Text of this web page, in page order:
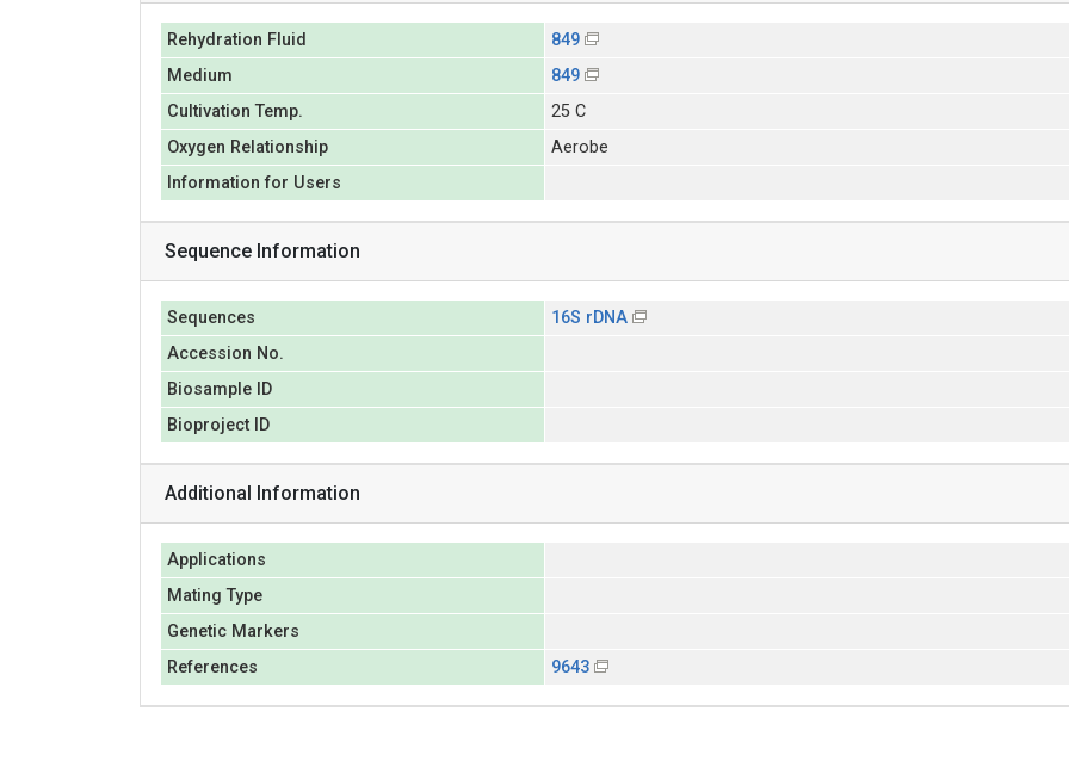
Rehydration Fluid
849
Medium
849
Cultivation Temp.
25 C
Oxygen Relationship
Aerobe
Information for Users
Sequence Information
Sequences
16S rDNA
Accession No.
Biosample ID
Bioproject ID
Additional Information
Applications
Mating Type
Genetic Markers
References
9643